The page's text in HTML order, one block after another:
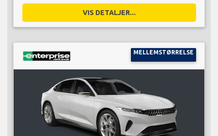
VIS DETALJER...
MELLEMSTØRRELSE